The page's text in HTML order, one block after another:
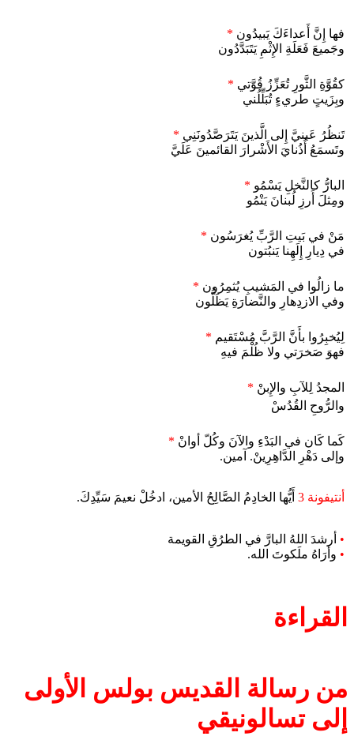
فها إِنَّ أَعداءَكَ يَبيدُون *
وجَميعَ فَعَلَةِ الإِثْمِ يَتَبَدَّدُون
كقُوَّةِ الثَّورِ تُعَزِّزُ قُوَّتي *
وبِزَيتٍ طريءٍ تُبَلِّلُني
تَنظُرُ عَينيَّ إِلى الَّذينَ يَتَرَصَّدُونَنِي *
وتَسمَعُ أُذُنايَ الأَشْرارَ القائمينَ عَلَيَّ
البارُّ كالنَّخلِ يَسْمُو *
ومِثلَ أَرزِ لُبنانَ يَنْمُو
مَنْ في بَيتِ الرَّبِّ يُغرَسُون *
في دِيارِ إِلَهِنا يَنبُتون
ما زالُوا في المَشيبِ يُثمِرُون *
وفي الازدِهارِ والنَّضارَةِ يَظَلُّون
لِيُخبِرُوا بأَنَّ الرَّبَّ مُسْتَقيم *
فهوَ صَخرَتي ولا ظُلْمَ فيهِ
المجدُ لِلآبِ والإِبنْ *
والرُّوحِ القُدُسْ
كَما كَان في البَدْءِ والآنَ وكُلّ أوانْ *
وإلى دَهْرِ الدَّاهِرِينْ. آمين.
أنتيفونة 3 أَيُّها الخادِمُ الصَّالِحُ الأمين، ادخُلْ نعيمَ سَيِّدِكَ.
• أرشدَ اللهُ البارَّ في الطرُقِ القويمة
• وأرَاهُ ملَكوتَ الله.
القراءة
من رسالة القديس بولس الأولى
إلى تسالونيقي